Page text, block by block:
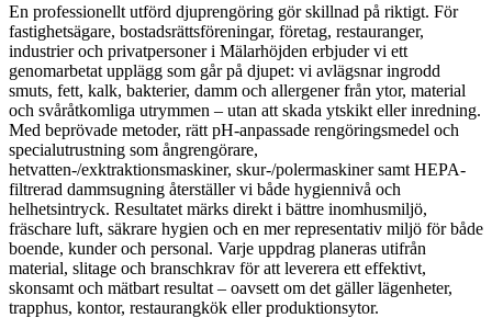
En professionellt utförd djuprengöring gör skillnad på riktigt. För
fastighetsägare, bostadsrättsföreningar, företag, restauranger,
industrier och privatpersoner i Mälarhöjden erbjuder vi ett
genomarbetat upplägg som går på djupet: vi avlägsnar ingrodd
smuts, fett, kalk, bakterier, damm och allergener från ytor, material
och svåråtkomliga utrymmen – utan att skada ytskikt eller inredning.
Med beprövade metoder, rätt pH-anpassade rengöringsmedel och
specialutrustning som ångrengörare,
hetvatten-/exktraktionsmaskiner, skur-/polermaskiner samt HEPA-
filtrerad dammsugning återställer vi både hygiennivå och
helhetsintryck. Resultatet märks direkt i bättre inomhusmiljö,
fräschare luft, säkrare hygien och en mer representativ miljö för både
boende, kunder och personal. Varje uppdrag planeras utifrån
material, slitage och branschkrav för att leverera ett effektivt,
skonsamt och mätbart resultat – oavsett om det gäller lägenheter,
trapphus, kontor, restaurangkök eller produktionsytor.